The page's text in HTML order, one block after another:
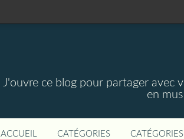
J'ouvre ce blog pour partager avec
en
ACCUEIL CATÉGORIES